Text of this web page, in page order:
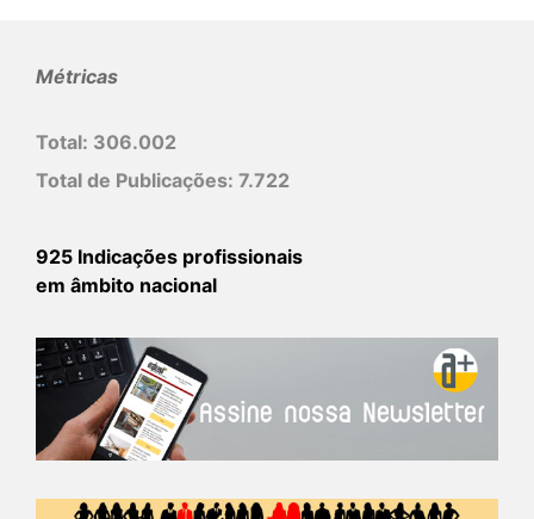
Métricas
Total: 306.002
Total de Publicações: 7.722
925 Indicações profissionais
em âmbito nacional